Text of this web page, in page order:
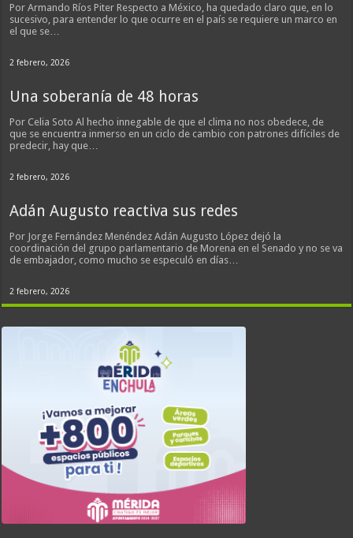
Por Armando Ríos Piter Respecto a México, ha quedado claro que, en lo
sucesivo, para entender lo que ocurre en el país se requiere un marco en
el que se…
2 febrero, 2026
Una soberanía de 48 horas
Por Celia Soto Al hecho innegable de que el clima no nos obedece, de
que se encuentra inmerso en un ciclo de cambio con patrones difíciles de
predecir, hay que…
2 febrero, 2026
Adán Augusto reactiva sus redes
Por Jorge Fernández Menéndez Adán Augusto López dejó la
coordinación del grupo parlamentario de Morena en el Senado y no se va
de embajador, como mucho se especuló en días…
2 febrero, 2026